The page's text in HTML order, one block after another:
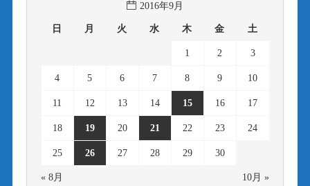
2016年9月
日 月 火 水 木 金 土
1 2 3
4 5 6 7 8 9 10
11 12 13 14 15 16 17
18 19 20 21 22 23 24
25 26 27 28 29 30
« 8月 10月 »